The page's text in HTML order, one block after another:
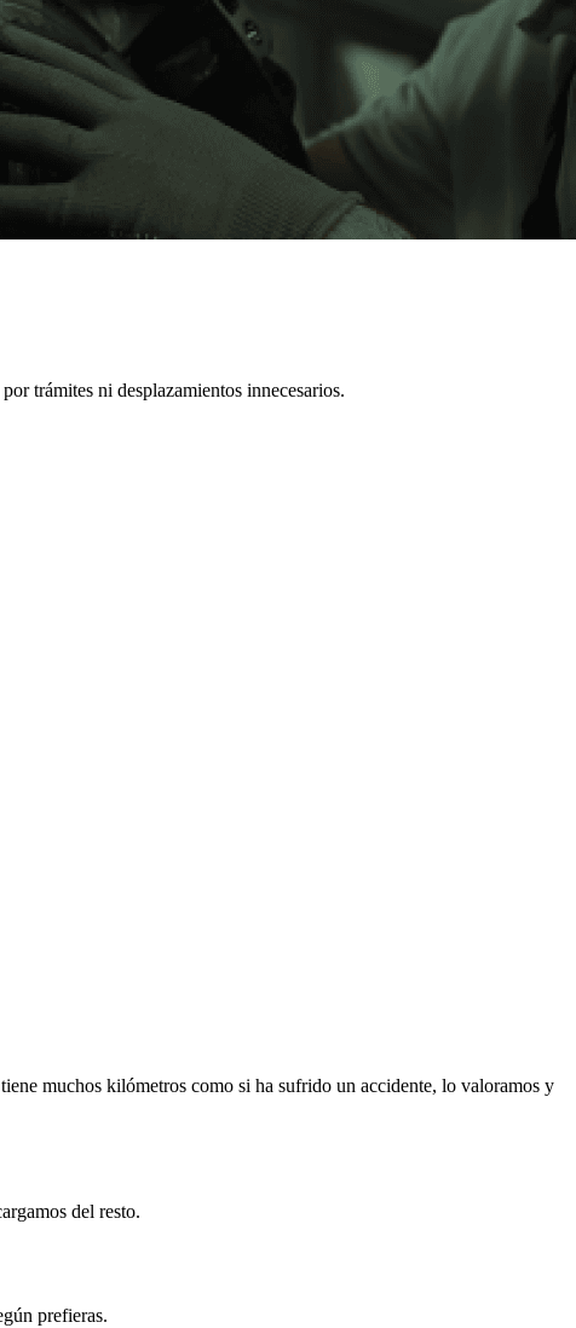
trámites ni desplazamientos innecesarios.
muchos kilómetros como si ha sufrido un accidente, lo valoramos y
del resto.
prefieras.